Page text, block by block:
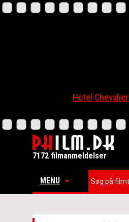
Hotel
7172 filmanmeldelser
MENU